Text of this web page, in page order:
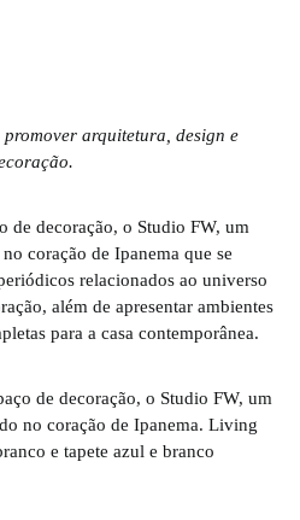
arquitetura, design e
de decoração, o Studio FW, um
coração de Ipanema que se
relacionados ao universo
além de apresentar ambientes
para a casa contemporânea.